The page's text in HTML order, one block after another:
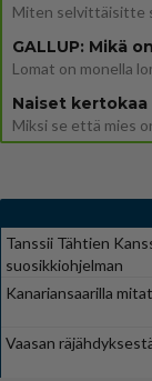
GALLUP: Mikä
Naiset kertokaa
Tanssii Tähtien
suosikkiohjelman
Kanariansaarilla
Vaasan